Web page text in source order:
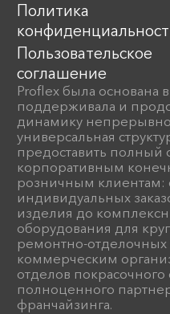
Политика
Пользовательское
соглашение
Proflex была основана
поддерживала и
динамику
универсальная
предоставить полный
корпоративным
розничным клиентам:
индивидуальных
изделия до
оборудования для
ремонтно-отделочных
коммерческим
отделов
полноценного
франчайзинга.